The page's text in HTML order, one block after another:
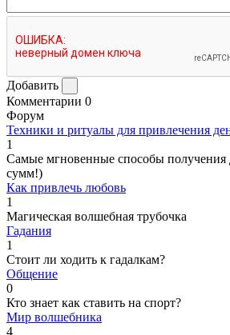
Добавить
Комментарии 0
Форум
Техники и ритуалы для привлечения
1
Самые мгновенные способы получения
сумм!)
Как привлечь любовь
1
Магическая волшебная трубочка
Гадания
1
Стоит ли ходить к гадалкам?
Общение
0
Кто знает как ставить на спорт?
Мир волшебника
4